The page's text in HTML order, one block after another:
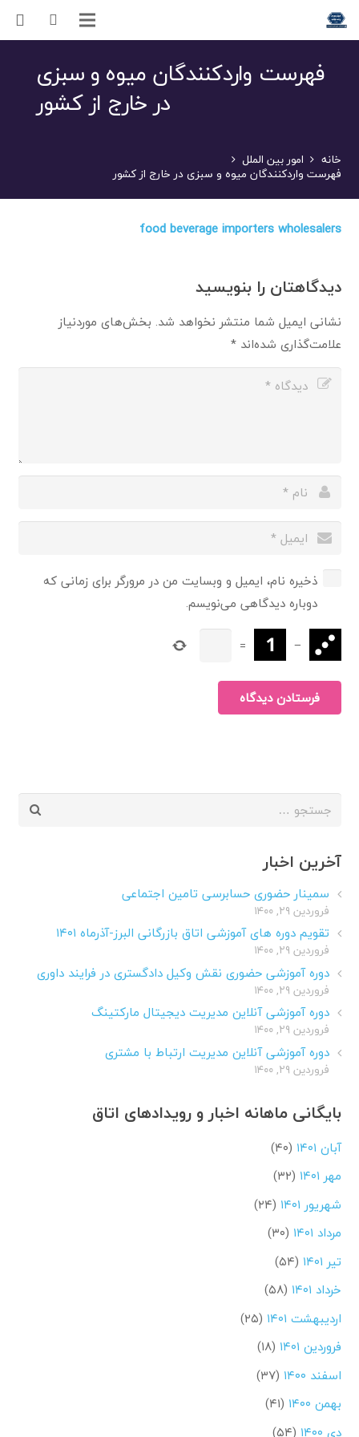
فهرست واردکنندگان میوه و سبزی
در خارج از کشور
خانه امور بین الملل
فهرست واردکنندگان میوه و سبزی در خارج از کشور
food beverage importers wholesalers
دیدگاهتان را بنویسید
نشانی ایمیل شما منتشر نخواهد شد. بخش‌های موردنیاز
علامت‌گذاری شده‌اند*
ذخیره نام، ایمیل و وبسایت من در مرورگر برای زمانی که
دوباره دیدگاهی می‌نویسم.
−
=
فرستادن دیدگاه
جستجو
آخرین اخبار
سمینار حضوری حسابرسی تامین اجتماعی
فروردین ۲۹, ۱۴۰۰
تقویم دوره های آموزشی اتاق بازرگانی البرز-آذرماه ۱۴۰۱
فروردین ۲۹, ۱۴۰۰
دوره آموزشی حضوری نقش وکیل دادگستری در فرایند داوری
فروردین ۲۹, ۱۴۰۰
دوره آموزشی آنلاین مدیریت دیجیتال مارکتینگ
فروردین ۲۹, ۱۴۰۰
دوره آموزشی آنلاین مدیریت ارتباط با مشتری
فروردین ۲۹, ۱۴۰۰
بایگانی ماهانه اخبار و رویدادهای اتاق
آبان ۱۴۰۱
(۴۰)
مهر ۱۴۰۱
(۳۲)
شهریور ۱۴۰۱
(۲۴)
مرداد ۱۴۰۱
(۳۰)
تیر ۱۴۰۱
(۵۴)
خرداد ۱۴۰۱
(۵۸)
اردیبهشت ۱۴۰۱
(۲۵)
فروردین ۱۴۰۱
(۱۸)
اسفند ۱۴۰۰
(۳۷)
بهمن ۱۴۰۰
(۴۱)
دی ۱۴۰۰
(۵۴)